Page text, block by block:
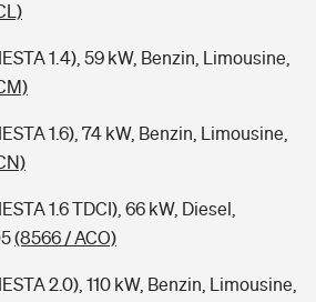
1.4), 59 kW, Benzin, Limousine,
1.6), 74 kW, Benzin, Limousine,
1.6 TDCI), 66 kW, Diesel,
(8566 / ACO)
2.0), 110 kW, Benzin, Limousine,